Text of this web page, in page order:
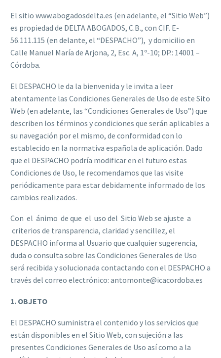
El sitio www.abogadosdelta.es (en adelante, el “Sitio Web”)
es propiedad de DELTA ABOGADOS, C.B., con CIF. E-
56.111.115 (en delante, el “DESPACHO”), y domicilio en
Calle Manuel María de Arjona, 2, Esc. A, 1º-10; DP.: 14001 –
Córdoba.
El DESPACHO le da la bienvenida y le invita a leer
atentamente las Condiciones Generales de Uso de este Sito
Web (en adelante, las “Condiciones Generales de Uso”) que
describen los términos y condiciones que serán aplicables a
su navegación por el mismo, de conformidad con lo
establecido en la normativa española de aplicación. Dado
que el DESPACHO podría modificar en el futuro estas
Condiciones de Uso, le recomendamos que las visite
periódicamente para estar debidamente informado de los
cambios realizados.
Con el ánimo de que el uso del Sitio Web se ajuste a
criterios de transparencia, claridad y sencillez, el
DESPACHO informa al Usuario que cualquier sugerencia,
duda o consulta sobre las Condiciones Generales de Uso
será recibida y solucionada contactando con el DESPACHO a
través del correo electrónico: antomonte@icacordoba.es
1. OBJETO
El DESPACHO suministra el contenido y los servicios que
están disponibles en el Sitio Web, con sujeción a las
presentes Condiciones Generales de Uso así como a la